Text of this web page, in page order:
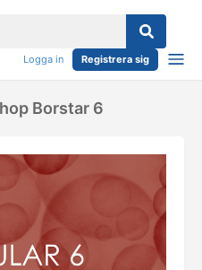
Logga in Registrera sig
Borstar 6